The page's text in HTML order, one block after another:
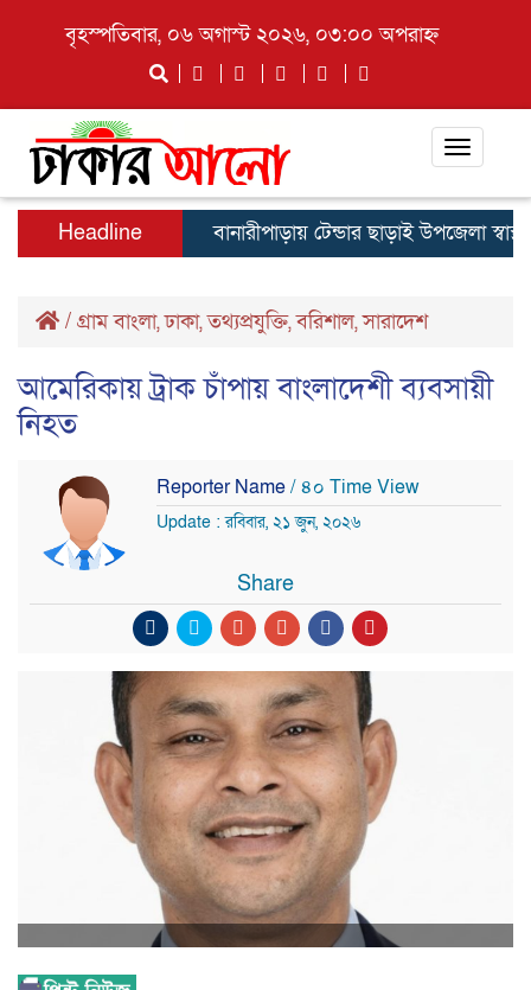
বৃহস্পতিবার, ০৬ অগাস্ট ২০২৬, ০৩:০০ অপরাহ্ন
Toggle
Headline বানারীপাড়ায় টেন্ডার ছাড়াই উপজেলা স্বাস্থ্য
/ গ্রাম বাংলা,ঢাকা,তথ্যপ্রযুক্তি,বরিশাল,সারাদেশ
আমেরিকায় ট্রাক চাঁপায় বাংলাদেশী ব্যবসায়ী
নিহত
Reporter Name/ ৪০ Time View
Update : রবিবার, ২১ জুন, ২০২৬
Share